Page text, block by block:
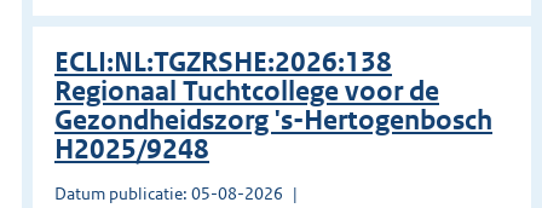
ECLI:NL:TGZRSHE:2026:138
Regionaal Tuchtcollege voor de
Gezondheidszorg 's-Hertogenbosch
H2025/9248
Datum publicatie: 05-08-2026